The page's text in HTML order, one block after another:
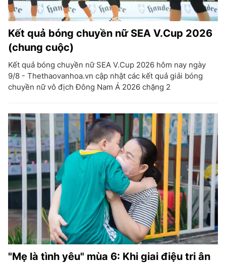
Kết quả bóng chuyền nữ SEA V.Cup 2026
(chung cuộc)
Kết quả bóng chuyền nữ SEA V.Cup 2026 hôm nay ngày
9/8 - Thethaovanhoa.vn cập nhật các kết quả giải bóng
chuyền nữ vô địch Đông Nam Á 2026 chặng 2
"Mẹ là tình yêu" mùa 6: Khi giai điệu tri ân